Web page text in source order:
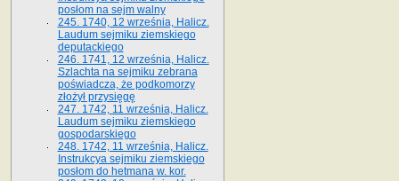
posłom na sejm walny
245. 1740, 12 września, Halicz.
Laudum sejmiku ziemskiego
deputackiego
246. 1741, 12 września, Halicz.
Szlachta na sejmiku zebrana
poświadcza, że podkomorzy
złożył przysięgę
247. 1742, 11 września, Halicz.
Laudum sejmiku ziemskiego
gospodarskiego
248. 1742, 11 września, Halicz.
Instrukcya sejmiku ziemskiego
posłom do hetmana w. kor.